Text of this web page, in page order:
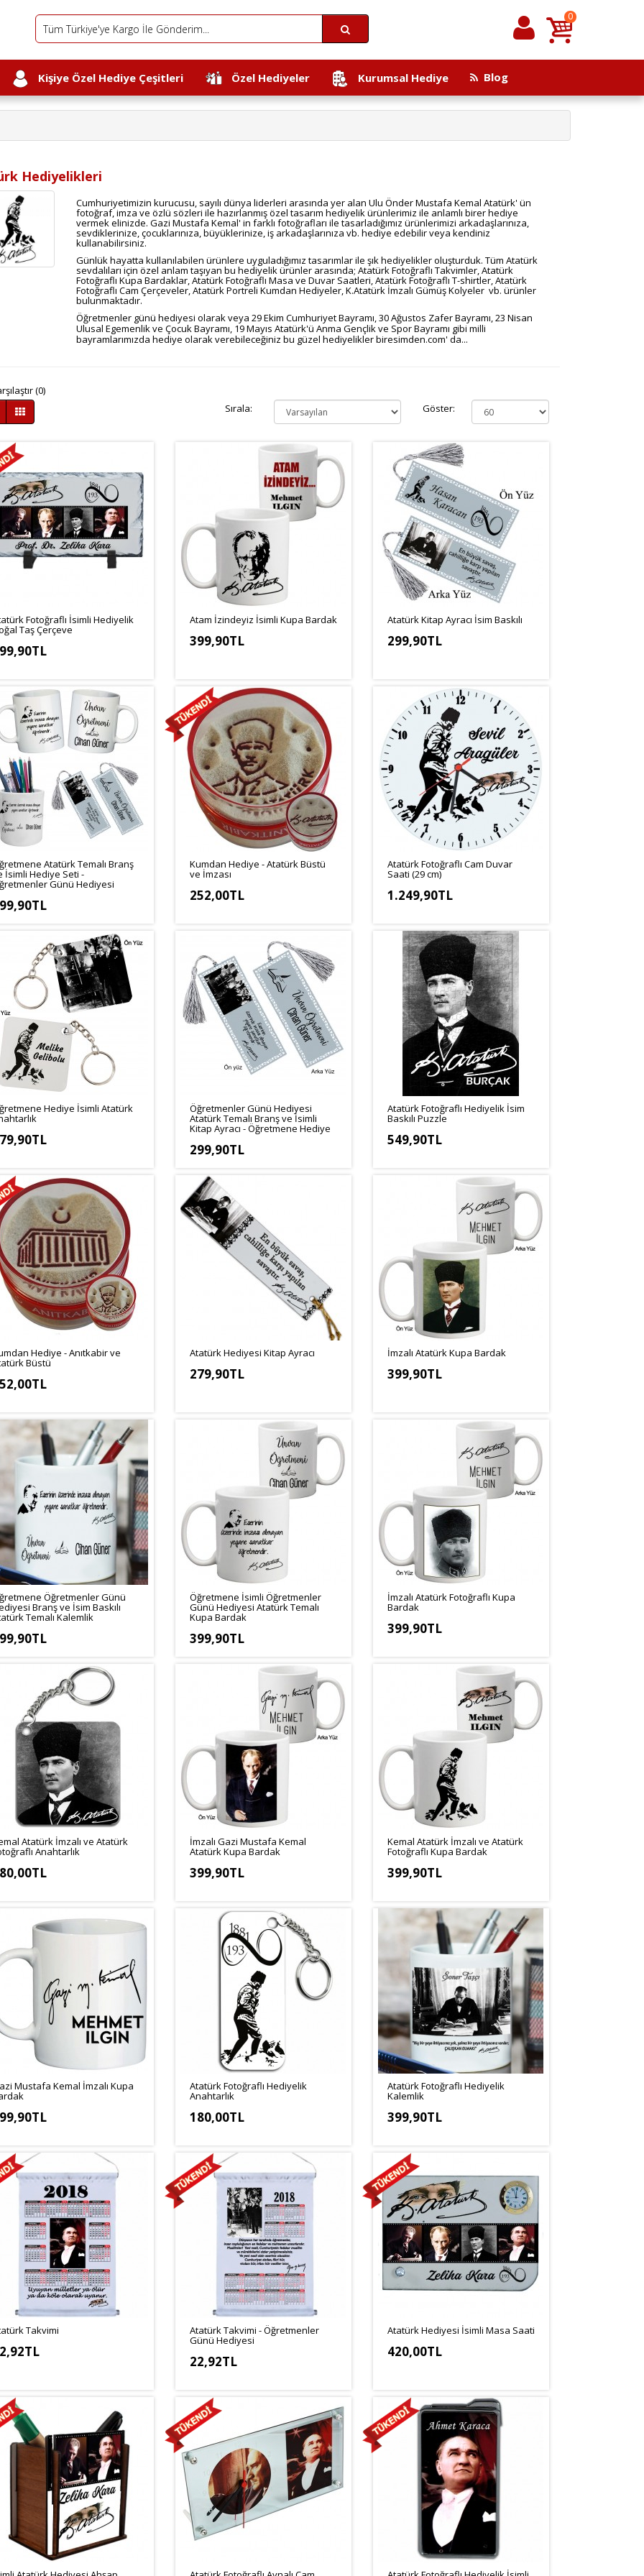
0
Kişiye Özel Hediye Çeşitleri Özel Hediyeler Kurumsal Hediye Blog
Hediyelikleri
Cumhuriyetimizin kurucusu, sayılı dünya liderleri arasında yer alan Ulu Önder Mustafa Kemal Atatürk' ün
fotoğraf, imza ve özlü sözleri ile hazırlanmış özel tasarım hediyelik ürünlerimiz ile anlamlı birer hediye
vermek elinizde. Gazi Mustafa Kemal' in farklı fotoğrafları ile tasarladığımız ürünlerimizi arkadaşlarınıza,
sevdiklerinize, çocuklarınıza, büyüklerinize, iş arkadaşlarınıza vb. hediye edebilir veya kendiniz
kullanabilirsiniz.
Günlük hayatta kullanılabilen ürünlere uyguladığımız tasarımlar ile şık hediyelikler oluşturduk. Tüm Atatürk
sevdalıları için özel anlam taşıyan bu hediyelik ürünler arasında; Atatürk Fotoğraflı Takvimler, Atatürk
Fotoğraflı Kupa Bardaklar, Atatürk Fotoğraflı Masa ve Duvar Saatleri, Atatürk Fotoğraflı T-shirtler, Atatürk
Fotoğraflı Cam Çerçeveler, Atatürk Portreli Kumdan Hediyeler, K.Atatürk İmzalı Gümüş Kolyeler vb. ürünler
bulunmaktadır.
Öğretmenler günü hediyesi olarak veya 29 Ekim Cumhuriyet Bayramı, 30 Ağustos Zafer Bayramı, 23 Nisan
Ulusal Egemenlik ve Çocuk Bayramı, 19 Mayıs Atatürk'ü Anma Gençlik ve Spor Bayramı gibi milli
bayramlarımızda hediye olarak verebileceğiniz bu güzel hediyelikler biresimden.com' da...
(0)
Sırala:
Göster:
Fotoğraflı İsimli Hediyelik
Taş Çerçeve
Atam İzindeyiz İsimli Kupa Bardak
399,90TL
Atatürk Kitap Ayracı İsim Baskılı
299,90TL
Atatürk Temalı Branş
İsimli Hediye Seti -
Günü Hediyesi
Kumdan Hediye - Atatürk Büstü
ve İmzası
252,00TL
Atatürk Fotoğraflı Cam Duvar
Saati (29 cm)
1.249,90TL
Hediye İsimli Atatürk Öğretmenler Günü Hediyesi
Atatürk Temalı Branş ve İsimli
Kitap Ayracı - Öğretmene Hediye
299,90TL
Atatürk Fotoğraflı Hediyelik İsim
Baskılı Puzzle
549,90TL
Hediye - Anıtkabir ve
Büstü
Atatürk Hediyesi Kitap Ayracı
279,90TL
İmzalı Atatürk Kupa Bardak
399,90TL
Öğretmenler Günü
Branş ve İsim Baskılı
Temalı Kalemlik
Öğretmene İsimli Öğretmenler
Günü Hediyesi Atatürk Temalı
Kupa Bardak
399,90TL
İmzalı Atatürk Fotoğraflı Kupa
Bardak
399,90TL
Atatürk İmzalı ve Atatürk
Anahtarlık
İmzalı Gazi Mustafa Kemal
Atatürk Kupa Bardak
399,90TL
Kemal Atatürk İmzalı ve Atatürk
Fotoğraflı Kupa Bardak
399,90TL
Mustafa Kemal İmzalı Kupa Atatürk Fotoğraflı Hediyelik
Anahtarlık
180,00TL
Atatürk Fotoğraflı Hediyelik
Kalemlik
399,90TL
Takvimi Atatürk Takvimi - Öğretmenler
Günü Hediyesi
22,92TL
Atatürk Hediyesi İsimli Masa Saati
420,00TL